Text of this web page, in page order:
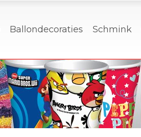
Ballondecoraties Schmink